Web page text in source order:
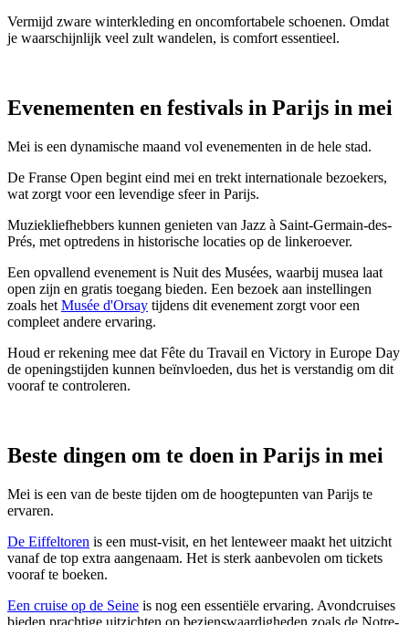
Vermijd zware winterkleding en oncomfortabele schoenen. Omdat
je waarschijnlijk veel zult wandelen, is comfort essentieel.
Evenementen en festivals in Parijs in mei
Mei is een dynamische maand vol evenementen in de hele stad.
De Franse Open begint eind mei en trekt internationale bezoekers,
wat zorgt voor een levendige sfeer in Parijs.
Muziekliefhebbers kunnen genieten van Jazz à Saint-Germain-des-
Prés, met optredens in historische locaties op de linkeroever.
Een opvallend evenement is Nuit des Musées, waarbij musea laat
open zijn en gratis toegang bieden. Een bezoek aan instellingen
zoals het Musée d'Orsay tijdens dit evenement zorgt voor een
compleet andere ervaring.
Houd er rekening mee dat Fête du Travail en Victory in Europe Day
de openingstijden kunnen beïnvloeden, dus het is verstandig om dit
vooraf te controleren.
Beste dingen om te doen in Parijs in mei
Mei is een van de beste tijden om de hoogtepunten van Parijs te
ervaren.
De Eiffeltoren is een must-visit, en het lenteweer maakt het uitzicht
vanaf de top extra aangenaam. Het is sterk aanbevolen om tickets
vooraf te boeken.
Een cruise op de Seine is nog een essentiële ervaring. Avondcruises
bieden prachtige uitzichten op bezienswaardigheden zoals de Notre-